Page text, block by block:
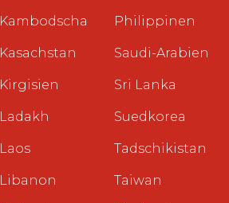
Kambodscha
Kasachstan
Kirgisien
Ladakh
Laos
Libanon
Philippinen
Saudi-Arabien
Sri Lanka
Suedkorea
Tadschikistan
Taiwan